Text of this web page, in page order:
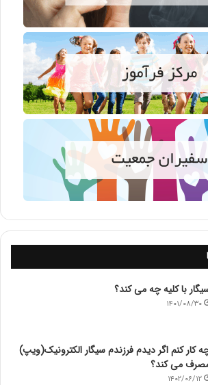
با کلیه چه می کند؟
۱۴۰۱/۰۸/۳۰
کار کنم اگر دیدم فرزندم سیگار الکترونیک(ویپ)
می کند؟
۱۴۰۲/۰۶/۱۲